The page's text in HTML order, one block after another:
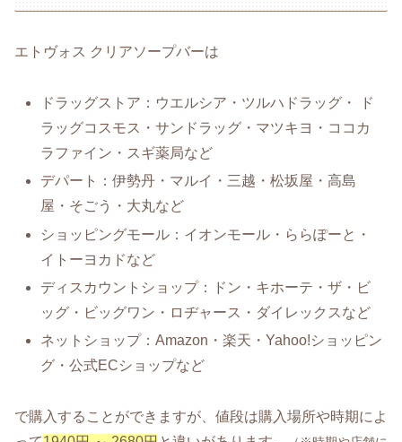
エトヴォス クリアソープバーは
ドラッグストア：ウエルシア・ツルハドラッグ・ ド
ラッグコスモス・サンドラッグ・マツキヨ・ココカ
ラファイン・スギ薬局など
デパート：伊勢丹・マルイ・三越・松坂屋・高島
屋・そごう・大丸など
ショッピングモール：イオンモール・ららぽーと・
イトーヨカドなど
ディスカウントショップ：ドン・キホーテ・ザ・ビ
ッグ・ビッグワン・ロヂャース・ダイレックスなど
ネットショップ：Amazon・楽天・Yahoo!ショッピン
グ・公式ECショップなど
で購入することができますが、値段は購入場所や時期によ